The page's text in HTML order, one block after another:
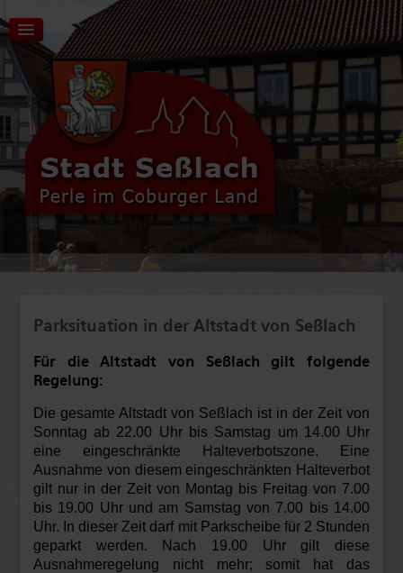
Aktuelles | Start
Wirtschaft | Verkehr
Bildung | Soziales
Parksituation in der Altstadt von Seßlach
Für die Altstadt von Seßlach gilt folgende
Regelung:
Die gesamte Altstadt von Seßlach ist in der Zeit von
Sonntag ab 22.00 Uhr bis Samstag um 14.00 Uhr
eine eingeschränkte Halteverbotszone. Eine
Ausnahme von diesem eingeschränkten Halteverbot
gilt nur in der Zeit von Montag bis Freitag von 7.00
bis 19.00 Uhr und am Samstag von 7.00 bis 14.00
Uhr. In dieser Zeit darf mit Parkscheibe für 2 Stunden
geparkt werden. Nach 19.00 Uhr gilt diese
Ausnahmeregelung nicht mehr; somit hat das